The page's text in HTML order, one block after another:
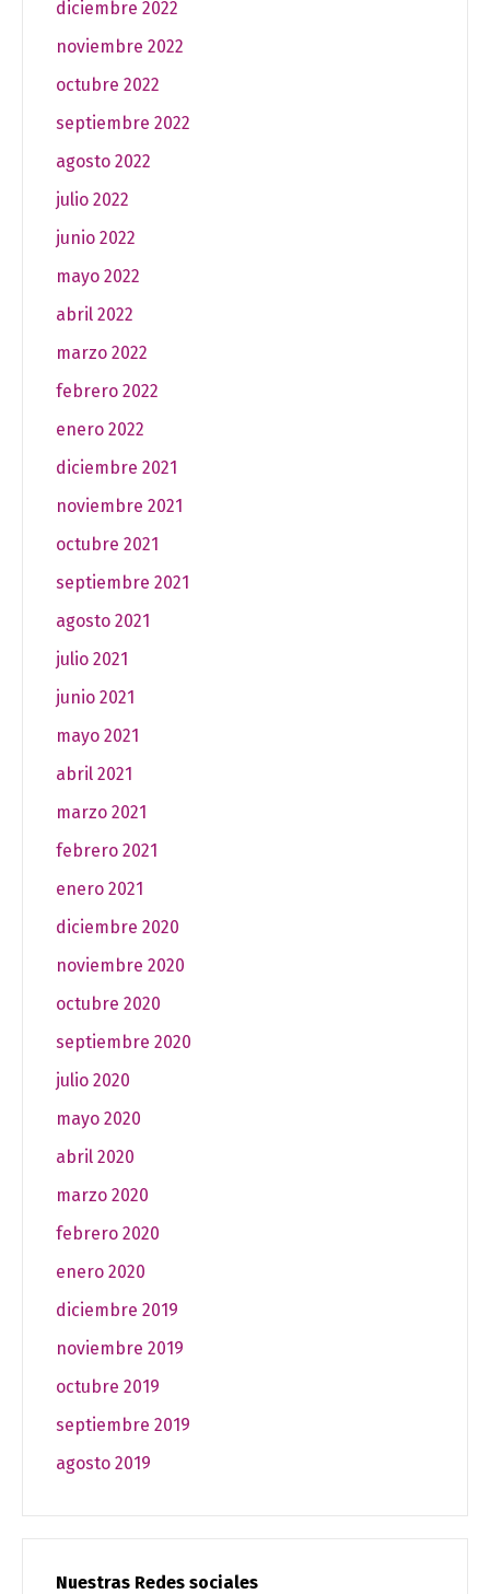
diciembre 2022
noviembre 2022
octubre 2022
septiembre 2022
agosto 2022
julio 2022
junio 2022
mayo 2022
abril 2022
marzo 2022
febrero 2022
enero 2022
diciembre 2021
noviembre 2021
octubre 2021
septiembre 2021
agosto 2021
julio 2021
junio 2021
mayo 2021
abril 2021
marzo 2021
febrero 2021
enero 2021
diciembre 2020
noviembre 2020
octubre 2020
septiembre 2020
julio 2020
mayo 2020
abril 2020
marzo 2020
febrero 2020
enero 2020
diciembre 2019
noviembre 2019
octubre 2019
septiembre 2019
agosto 2019
Nuestras Redes sociales